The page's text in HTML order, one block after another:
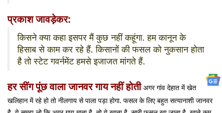
प्रकाश जावड़ेकर:
किसने क्या कहा इसपर मैं कुछ नहीं कहूंगा. हम कानून के
हिसाब से काम कर रहे हैं. किसानों की फसल को नुकसान होता
है तो स्टेट गवर्नमेंट हमसे इजाजत मांगते हैं.
हर सींग पूंछ वाला जानवर गाय नहीं होतीअगर गांव देहात में खेत
खलिहान में रहे हो तो नीलगाय से पाला पड़ा होगा. फसल के लिए बहुत सत्यानाशी जानवर